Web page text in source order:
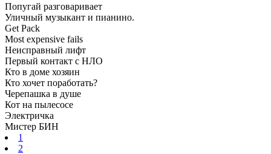
Попугай разговаривает
Уличный музыкант и пианино.
Get Pack
Most expensive fails
Неисправный лифт
Первый контакт с НЛО
Кто в доме хозяин
Кто хочет поработать?
Черепашка в душе
Кот на пылесосе
Электричка
Мистер БИН
1
2